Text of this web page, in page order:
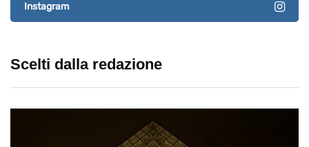
Instagram
Scelti dalla redazione